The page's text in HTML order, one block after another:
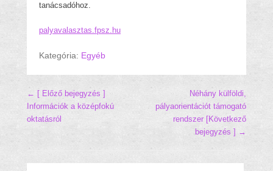
tanácsadóhoz.
palyavalasztas.fpsz.hu
Kategória: Egyéb
Hozzászólás navigáció
← [ Előző bejegyzés ]
Információk a középfokú
oktatásról
Néhány külföldi,
pályaorientációt támogató
rendszer [Következő
bejegyzés ] →